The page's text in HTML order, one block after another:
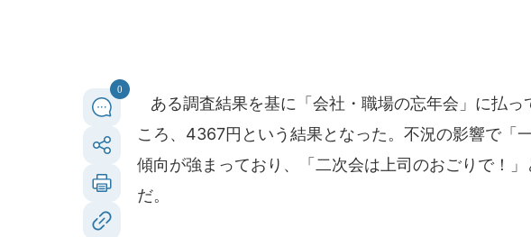
0
ある調査結果を基に「会社・職場の忘年会」に払っ
ころ、4367円という結果となった。不況の影響で「
傾向が強まっており、「二次会は上司のおごりで！
だ。